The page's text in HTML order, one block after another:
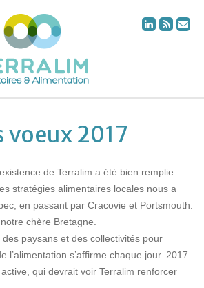
2017
de Terralim a été bien remplie.
stratégies alimentaires locales nous a
en passant par Cracovie et Portsmouth.
chère Bretagne.
des paysans et des collectivités pour
l’alimentation s’affirme chaque jour. 2017
qui devrait voir Terralim renforcer